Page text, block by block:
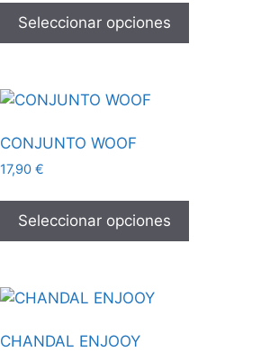
Seleccionar opciones
CONJUNTO WOOF
17,90 €
Seleccionar opciones
CHANDAL ENJOOY